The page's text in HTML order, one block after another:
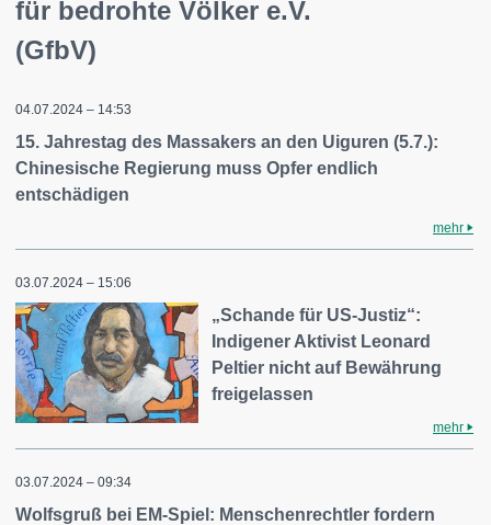
für bedrohte Völker e.V.
(GfbV)
04.07.2024 – 14:53
15. Jahrestag des Massakers an den Uiguren (5.7.):
Chinesische Regierung muss Opfer endlich
entschädigen
mehr
03.07.2024 – 15:06
„Schande für US-Justiz“:
Indigener Aktivist Leonard
Peltier nicht auf Bewährung
freigelassen
mehr
03.07.2024 – 09:34
Wolfsgruß bei EM-Spiel: Menschenrechtler fordern